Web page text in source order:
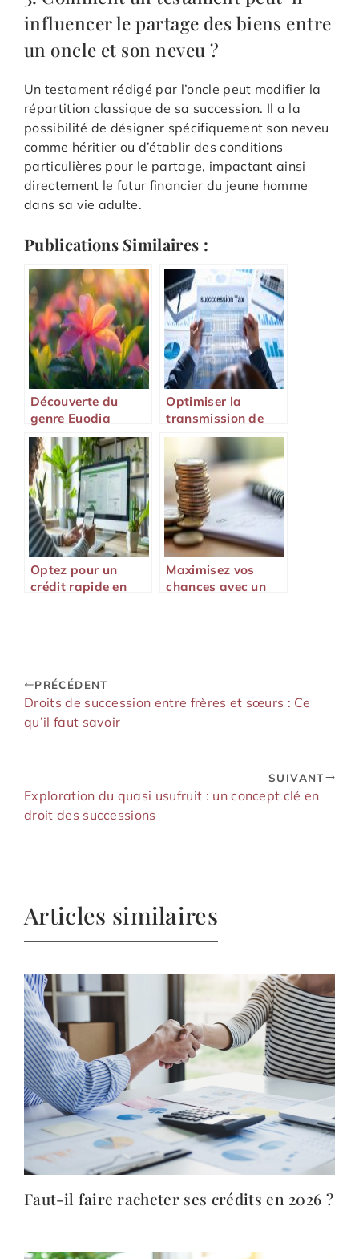
influencer le partage des biens entre
un oncle et son neveu ?
Un testament rédigé par l’oncle peut modifier la
répartition classique de sa succession. Il a la
possibilité de désigner spécifiquement son neveu
comme héritier ou d’établir des conditions
particulières pour le partage, impactant ainsi
directement le futur financier du jeune homme
dans sa vie adulte.
Publications Similaires :
Découverte du
genre Euodia
Optimiser la
transmission de
patrimoine :
comprendre
l’abattement de
succession
Optez pour un
crédit rapide en
Maximisez vos
chances avec un
PRÉCÉDENT
Droits de succession entre frères et sœurs : Ce
qu’il faut savoir
SUIVANT
Exploration du quasi usufruit : un concept clé en
droit des successions
Articles similaires
Faut-il faire racheter ses crédits en 2026 ?